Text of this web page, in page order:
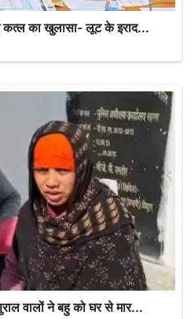
का खुलासा- लूट के इराद...
वालों ने बहु को घर से मार...